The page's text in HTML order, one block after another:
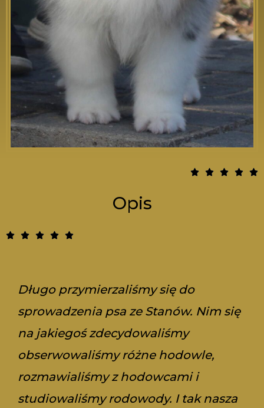
    5
Opis
    5
Długo przymierzaliśmy się do
sprowadzenia psa ze Stanów. Nim się
na jakiegoś zdecydowaliśmy
obserwowaliśmy różne hodowle,
rozmawialiśmy z hodowcami i
studiowaliśmy rodowody. I tak nasza